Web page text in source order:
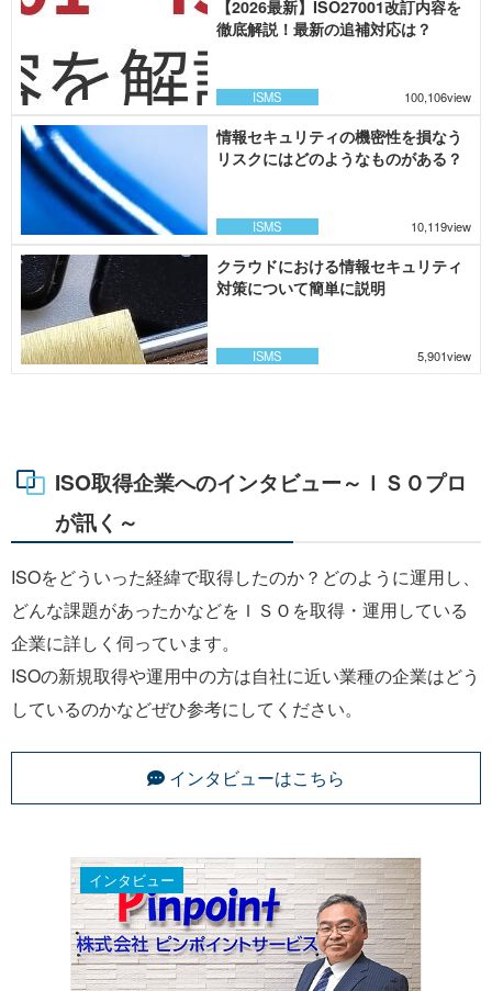
ISMS 100,106view
【2026最新】ISO27001改訂内容を
徹底解説！最新の追補対応は？
ISMS 10,119view
情報セキュリティの機密性を損なう
リスクにはどのようなものがある？
ISMS 5,901view
クラウドにおける情報セキュリティ
対策について簡単に説明
ISO取得企業へのインタビュー～ＩＳＯプロ
が訊く～
ISOをどういった経緯で取得したのか？どのように運用し、
どんな課題があったかなどをＩＳＯを取得・運用している
企業に詳しく伺っています。
ISOの新規取得や運用中の方は自社に近い業種の企業はどう
しているのかなどぜひ参考にしてください。
インタビューはこちら
インタビュー